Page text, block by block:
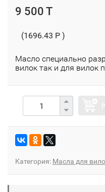
9 500 T
(1696.43 P )
Масло специально
вилок так и для вилок
Категория: Масла для